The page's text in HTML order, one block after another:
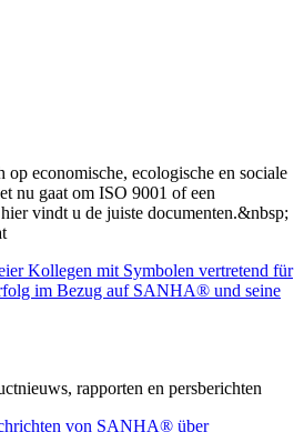
economische, ecologische en sociale
nu gaat om ISO 9001 of een
vindt u de juiste documenten.&nbsp;
rapporten en persberichten